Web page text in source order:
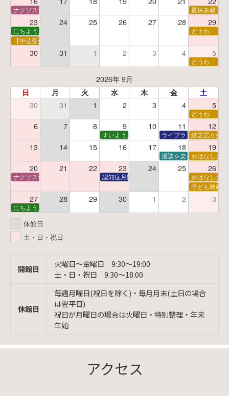
ナクソス音楽会 第5回 NHK交響楽団創立100年 夏休み親子
23 24 25 26 27 28 29
にちようえほん
どうわ
【申込受付中】ゆうべのこわ～いおはなし会
30 31 1 2 3 4 5
どうわ
2026年 9月
日 月 火 水 木 金 土
30 31 1 2 3 4 5
どうわ
6 7 8 9 10 11 12
すいようえほん ライブラリーシアター
紙芝居と折
13 14 15 16 17 18 19
漫談を楽しむ会 ～漫談
おはなし会
20 21 22 23 24 25 26
ナクソス音楽会 第6回 宇宙を感じるクラシック認知症月間 特別映画会「調査屋マオさんの恋
おはなし会
子ども映画会
27 28 29 30 1 2 3
にちようえほん
休館日
土・日・祝日
開館日
火曜日〜金曜日 9:30〜19:00
土・日・祝日 9:30〜18:00
休館日
毎週月曜日(祝日を除く)・毎月月末(土日の場合
は翌平日)
祝日が月曜日の場合は火曜日・特別整理・年末
年始
アクセス